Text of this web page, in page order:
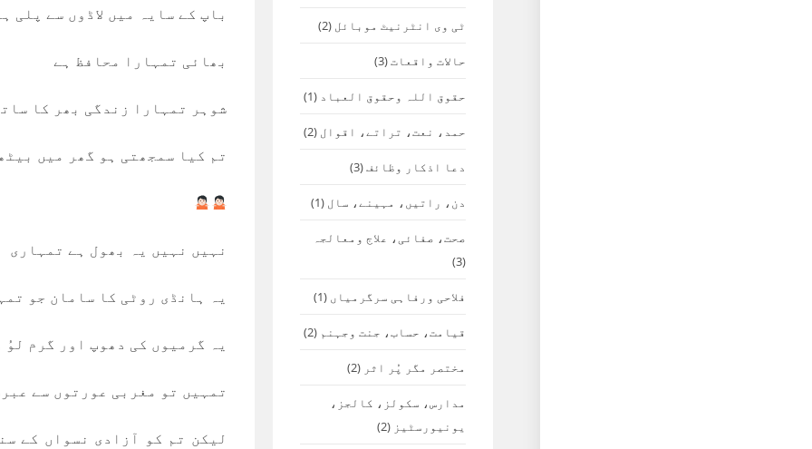
باپ کے سایہ میں لاڈوں سے پلی
بھائی تمہارا محافظ ہے
شوہر تمہارا زندگی بھر کا
تم کیا سمجھتی ہو گھر میں
نہیں نہیں یہ بھول ہے تمہاری
یہ ہانڈی روٹی کا سامان جو
یہ گرمیوں کی دھوپ اور گرم لوُ
تمہیں تو مغربی عورتوں سے
لیکن تم کو آزادی نسواں کے
ٹی وی انٹرنیٹ موبائل (2)
حالات واقعات(3)
حقوق اللہ وحقوق العباد (1)
حمد، نعت، تراتے، اقوال (2)
دعا اذکار وظائف(3)
دن، راتیں، مہینے، سال (1)
صحت، صفائی، علاج ومعالجہ
(3)
فلاحی ورفاہی سرگرمیاں (1)
قیامت، حساب، جنت وجہنم (2)
مختصر مگر پُر اثر (2)
مدارس، سکولز، کالجز،
یونیورسٹیز (2)